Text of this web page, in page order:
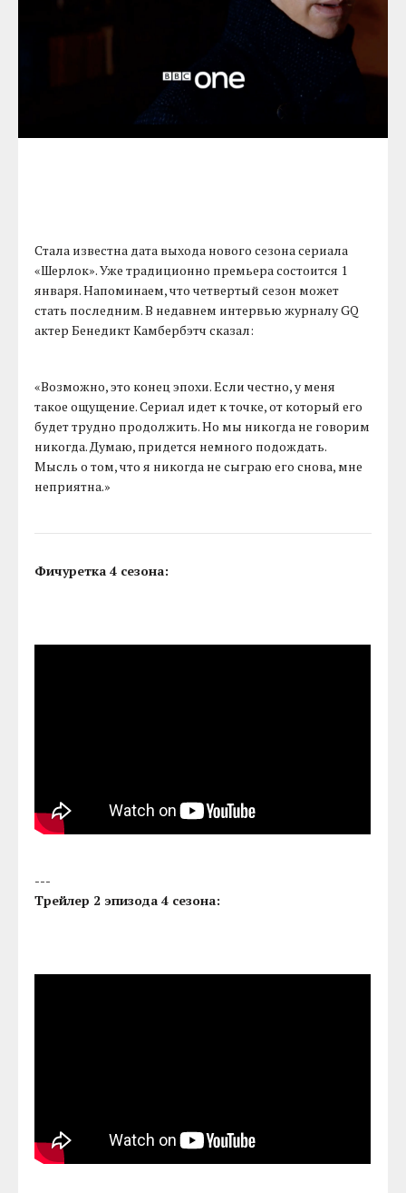
Стала известна дата выхода нового сезона сериала
«Шерлок». Уже традиционно премьера состоится 1
января. Напоминаем, что четвертый сезон может
стать последним. В недавнем интервью журналу GQ
актер Бенедикт Камбербэтч сказал:
«Возможно, это конец эпохи. Если честно, у меня
такое ощущение. Сериал идет к точке, от который его
будет трудно продолжить. Но мы никогда не говорим
никогда. Думаю, придется немного подождать.
Мысль о том, что я никогда не сыграю его снова, мне
неприятна.»
Фичуретка 4 сезона:
---
Трейлер 2 эпизода 4 сезона: